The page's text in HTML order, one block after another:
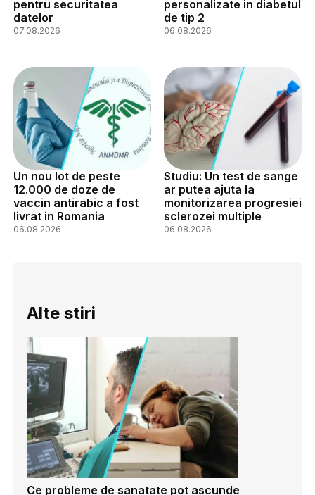
pentru securitatea
datelor
07.08.2026
personalizate in diabetul
de tip 2
06.08.2026
Un nou lot de peste
12.000 de doze de
vaccin antirabic a fost
livrat in Romania
06.08.2026
Studiu: Un test de sange
ar putea ajuta la
monitorizarea progresiei
sclerozei multiple
06.08.2026
Alte stiri
Ce probleme de sanatate pot ascunde